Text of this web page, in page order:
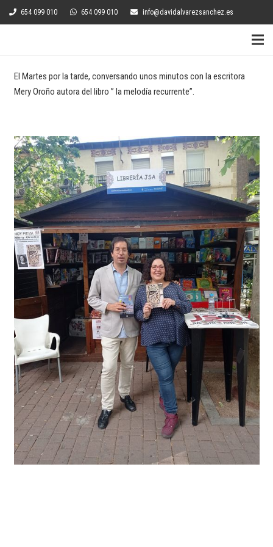
654 099 010 654 099 010 info@davidalvarezsanchez.es
El Martes por la tarde, conversando unos minutos con la escritora
Mery Oroño autora del libro ” la melodía recurrente”.